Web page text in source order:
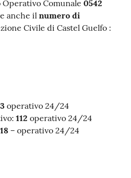
Comunale 0542
anche il numero di
Civile di Castel Guelfo :
operativo 24/24
112 operativo 24/24
– operativo 24/24